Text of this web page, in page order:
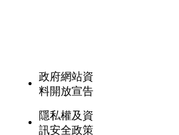
政府網站資
料開放宣告
隱私權及資
訊安全政策